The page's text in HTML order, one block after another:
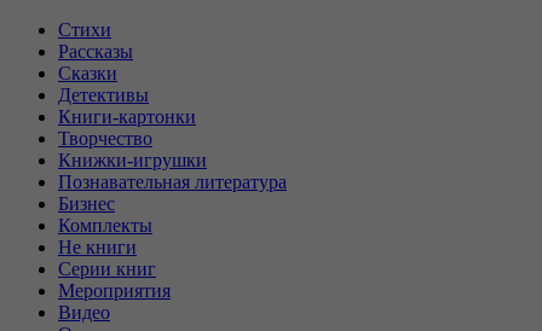
Стихи
Рассказы
Сказки
Детективы
Книги-картонки
Творчество
Книжки-игрушки
Познавательная литература
Бизнес
Комплекты
Не книги
Серии книг
Мероприятия
Видео